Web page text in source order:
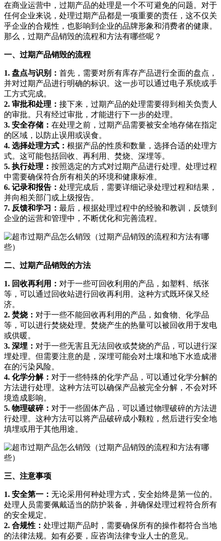
在商业运营中，过期产品的处理是一个不可避免的问题。对于
任何企业来说，处理过期产品都是一项重要的责任，这不仅关
乎企业的合规性，也影响到企业的品牌形象和消费者的健康。
那么，过期产品销毁的流程和方法有哪些呢？
一、过期产品销毁的流程
1. 盘点与识别： 首先，需要对所有库存产品进行全面的盘点，
并对过期产品进行明确的标识。这一步可以通过电子系统或手
工方式完成。
2. 审批和处理： 接下来，过期产品的处理需要得到相关负责人
的审批。只有经过审批，才能进行下一步的处理。
3. 安全存储： 在处理之前，过期产品需要被安全地存储在指定
的区域，以防止误用或误食。
4. 选择处理方式： 根据产品的性质和数量，选择合适的处理方
式。这可能包括回收、再利用、焚烧、深埋等。
5. 执行处理： 按照选定的方式对过期产品进行处理。处理过程
中需要确保符合所有相关的环境和健康标准。
6. 记录和报告： 处理完成后，需要详细记录处理过程和结果，
并向相关部门或上级报告。
7. 反馈和学习： 最后，根据处理过程中的经验和教训，反馈到
企业的运营和管理中，不断优化和完善流程。
二、过期产品销毁的方法
1. 回收再利用： 对于一些可回收利用的产品，如塑料、纸张
等，可以通过回收站进行回收再利用。这种方式既环保又经
济。
2. 焚烧： 对于一些不能回收再利用的产品，如食物、化学品
等，可以进行焚烧处理。焚烧产生的热量可以被回收用于发电
或供暖。
3. 深埋： 对于一些无害且无法回收或焚烧的产品，可以进行深
埋处理。但需要注意的是，深埋可能会对土壤和地下水造成潜
在的污染风险。
4. 化学分解： 对于一些特殊的化学产品，可以通过化学分解的
方法进行处理。这种方法可以确保产品被完全分解，不会对环
境造成影响。
5. 物理破碎： 对于一些固体产品，可以通过物理破碎的方法进
行处理。这种方法可以将产品破碎成小颗粒，然后进行安全地
填埋或用于其他用途。
三、注意事项
1. 安全第一： 无论采用何种处理方式，安全始终是第一位的。
处理人员需要佩戴适当的防护装备，并确保处理过程符合所有
的安全规定。
2. 合规性： 处理过期产品时，需要确保所有的操作都符合当地
的法律法规。如有必要，应咨询法律专业人士的意见。